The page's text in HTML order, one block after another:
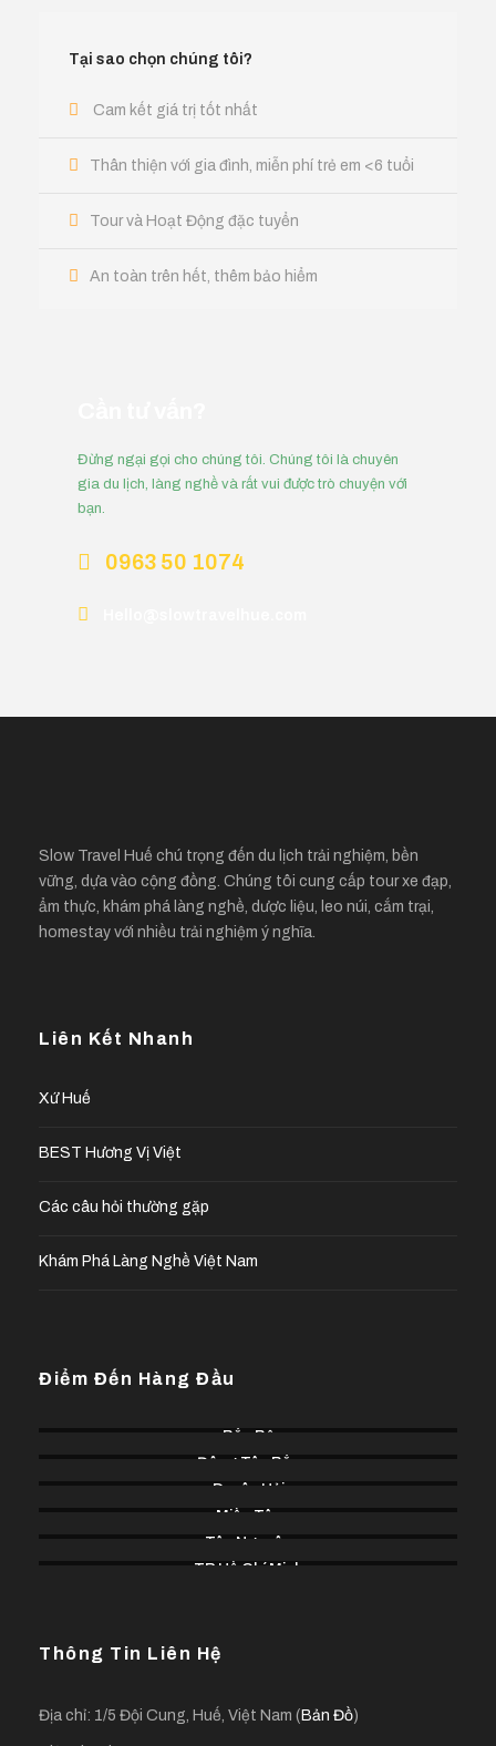
Tại sao chọn chúng tôi?
Cam kết giá trị tốt nhất
Thân thiện với gia đình, miễn phí trẻ em <6 tuổi
Tour và Hoạt Động đặc tuyển
An toàn trên hết, thêm bảo hiểm
Đừng ngại gọi cho chúng tôi. Chúng tôi là chuyên
gia du lịch, làng nghề và rất vui được trò chuyện với
bạn.
0963 50 1074
Slow Travel Huế chú trọng đến du lịch trải nghiệm, bền
vững, dựa vào cộng đồng. Chúng tôi cung cấp tour xe đạp,
ẩm thực, khám phá làng nghề, dược liệu, leo núi, cắm trại,
homestay với nhiều trải nghiệm ý nghĩa.
Liên Kết Nhanh
Xứ Huế
BEST Hương Vị Việt
Các câu hỏi thường gặp
Khám Phá Làng Nghề Việt Nam
Điểm Đến Hàng Đầu
Bắc Bộ
Đông Tây Bắc
Duyên Hải
Miền Tây
Tây Nguyên
TP Hồ Chí Minh
Thông Tin Liên Hệ
Địa chỉ: 1/5 Đội Cung, Huế, Việt Nam ( Bản Đồ)